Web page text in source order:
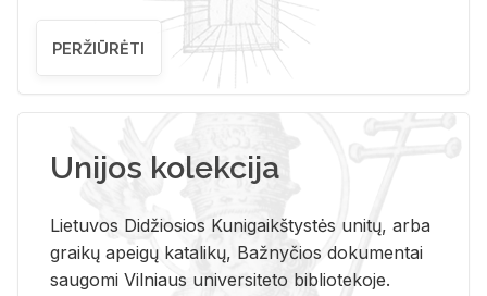
PERŽIŪRĖTI
Unijos kolekcija
Lietuvos Didžiosios Kunigaikštystės unitų, arba
graikų apeigų katalikų, Bažnyčios dokumentai
saugomi Vilniaus universiteto bibliotekoje.